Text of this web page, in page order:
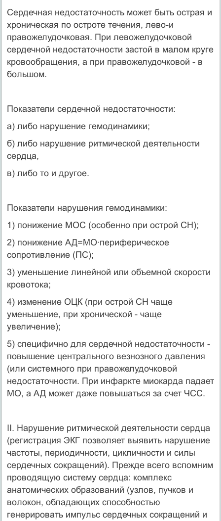
Сердечная недостаточность может быть острая и
хроническая по остроте течения, лево-и
правожелудочковая. При левожелудочковой
сердечной недостаточности застой в малом круге
кровообращения, а при правожелудочковой - в
большом.
Показатели сердечной недостаточности:
а) либо нарушение гемодинамики;
б) либо нарушение ритмической деятельности
сердца,
в) либо то и другое.
Показатели нарушения гемодинамики:
1) понижение МОС (особенно при острой СН);
2) понижение АД=МО·периферическое
сопротивление (ПС);
3) уменьшение линейной или объемной скорости
кровотока;
4) изменение ОЦК (при острой СН чаще
уменьшение, при хронической - чаще
увеличение);
5) специфично для сердечной недостаточности -
повышение центрального везнозного давления
(или системного при правожелудочковой
недостаточности. При инфаркте миокарда падает
МО, а АД может даже повышаться за счет ЧСС.
II. Нарушение ритмической деятельности сердца
(регистрация ЭКГ позволяет выявить нарушение
частоты, периодичности, цикличности и силы
сердечных сокращений). Прежде всего вспомним
проводящую систему сердца: комплекс
анатомических образований (узлов, пучков и
волокон, обладающих способностью
генерировать импульс сердечных сокращений и